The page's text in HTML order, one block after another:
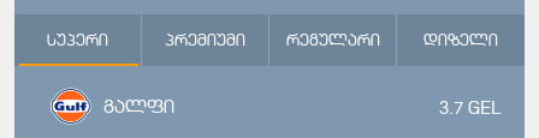
სუპერი პრემიუმი რეგულარი დიზელი
გალფი 3.7 GEL